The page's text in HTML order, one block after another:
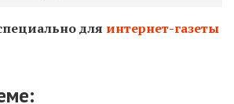
для интернет-газеты